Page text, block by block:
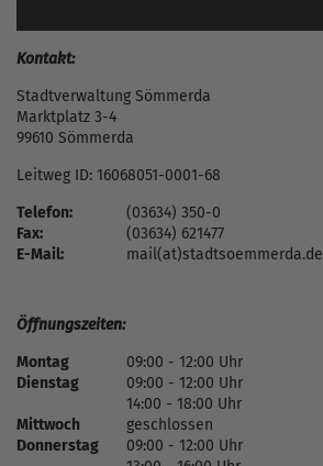
Kontakt:
Stadtverwaltung Sömmerda
Marktplatz 3-4
99610 Sömmerda
Leitweg ID: 16068051-0001-68
Telefon:
(03634) 350-0
Fax:
(03634) 621477
E-Mail:
mail(at)stadtsoemmerda.de
Öffnungszeiten:
Montag
09:00 - 12:00 Uhr
Dienstag
09:00 - 12:00 Uhr
14:00 - 18:00 Uhr
Mittwoch
geschlossen
Donnerstag
09:00 - 12:00 Uhr